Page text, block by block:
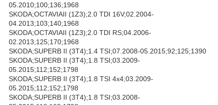
05.2010;100;136;1968
SKODA;OCTAVIAII (1Z3);2.0 TDI 16V;02.2004-
04.2013;103;140;1968
SKODA;OCTAVIAII (1Z3);2.0 TDI RS;04.2006-
02.2013;125;170;1968
SKODA;SUPERB II (3T4);1.4 TSI;07.2008-05.2015;92;125;1390
SKODA;SUPERB II (3T4);1.8 TSI;03.2009-
05.2015;112;152;1798
SKODA;SUPERB II (3T4);1.8 TSI 4x4;03.2009-
05.2015;112;152;1798
SKODA;SUPERB II (3T4);1.8 TSI;03.2008-